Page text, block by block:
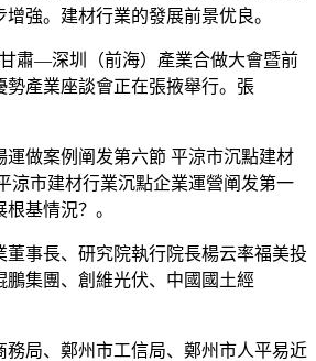
強。建材行業的發展前景优良。
肅—深圳（前海）產業合做大會暨前
勢產業座談會正在張掖舉行。張
做案例阐发第六節 平涼市沉點建材
涼市建材行業沉點企業運營阐发第一
基情況？。
事長、研究院執行院長楊云率福美投
鵬集團、創維光伏、中國國土經
局、鄭州市工信局、鄭州市人平易近